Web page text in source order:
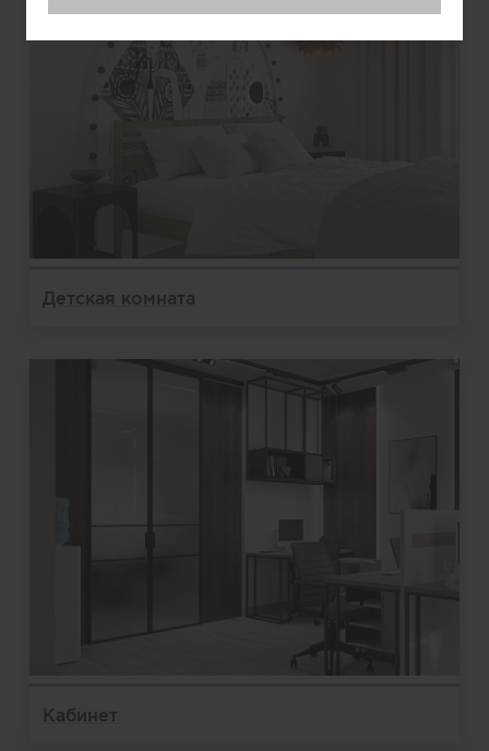
Детская комната
Кабинет